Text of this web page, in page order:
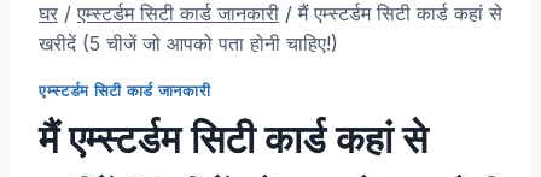
घर / एम्स्टर्डम सिटी कार्ड जानकारी / मैं एम्स्टर्डम सिटी कार्ड कहां से
खरीदें (5 चीजें जो आपको पता होनी चाहिए!)
एम्स्टर्डम सिटी कार्ड जानकारी
मैं एम्स्टर्डम सिटी कार्ड कहां से